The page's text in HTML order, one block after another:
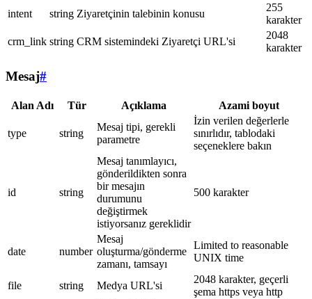
intent
string Ziyaretçinin talebinin konusu
255
karakter
crm_link string CRM sistemindeki Ziyaretçi URL'si
2048
karakter
Mesaj#
Alan Adı Tür Açıklama Azami boyut
type string
Mesaj tipi, gerekli
parametre
İzin verilen değerlerle
sınırlıdır, tablodaki
seçeneklere bakın
id string
Mesaj tanımlayıcı,
gönderildikten sonra
bir mesajın
durumunu
değiştirmek
istiyorsanız gereklidir
500 karakter
date number
Mesaj
oluşturma/gönderme
zamanı, tamsayı
Limited to reasonable
UNIX time
file string Medya URL'si
2048 karakter, geçerli
şema https veya http